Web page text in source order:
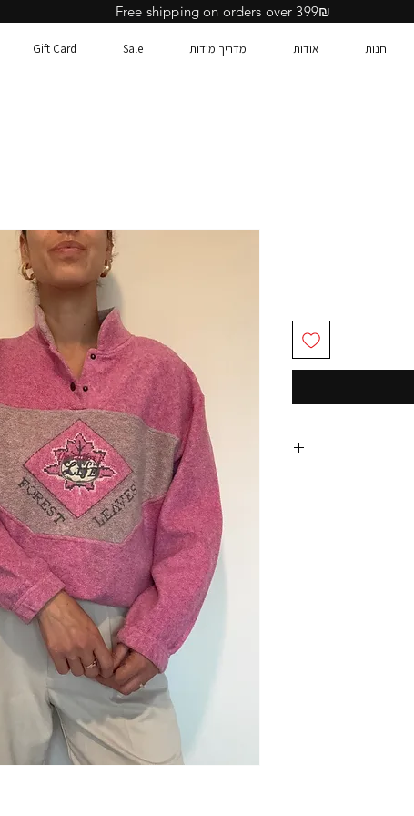
Free shipping on orders over 399₪
חנות אודות מדריך מידות Sale
Gift Card